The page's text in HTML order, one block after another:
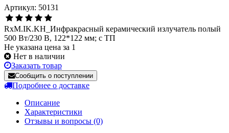
Артикул: 50131
RxM.IK.KH_Инфракрасный керамический излучатель полый
500 Вт/230 В, 122*122 мм; с ТП
Не указана цена за 1
Нет в наличии
Заказать товар
Сообщить о поступлении
Подробнее о доставке
Описание
Характеристики
Отзывы и вопросы (0)